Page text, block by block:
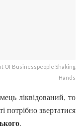
Of Businesspeople Shaking
Hands
ліквідований, то
потрібно звертатися
.